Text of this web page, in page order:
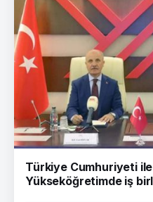
Türkiye Cumhuriyeti
Yükseköğretimde iş